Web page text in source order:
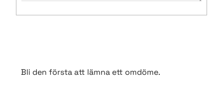
Bli den första att lämna ett omdöme.